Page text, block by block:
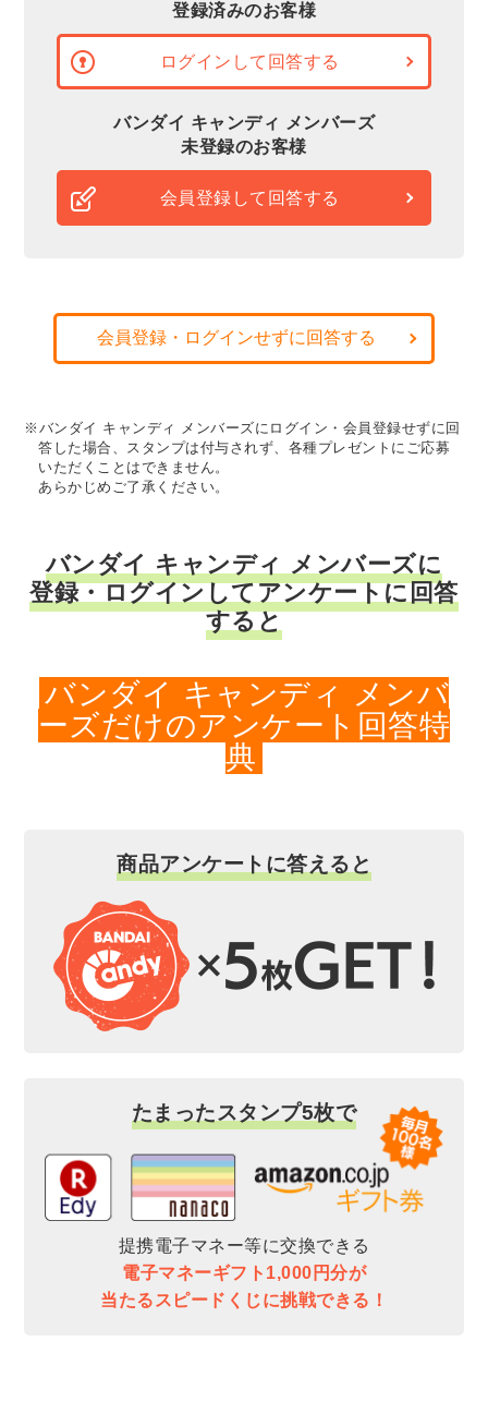
登録済みのお客様
ログインして回答する
バンダイ キャンディ メンバーズ
未登録のお客様
会員登録して回答する
会員登録・ログインせずに回答する
※バンダイ キャンディ メンバーズにログイン・会員登録せずに回
答した場合、スタンプは付与されず、各種プレゼントにご応募
いただくことはできません。
あらかじめご了承ください。
バンダイ キャンディ メンバーズに
登録・ログインしてアンケートに回答
すると
バンダイ キャンディ メンバ
ーズだけのアンケート回答特
典
商品アンケートに答えると
たまったスタンプ5枚で
提携電子マネー等に交換できる
電子マネーギフト1,000円分が
当たるスピードくじに挑戦できる！